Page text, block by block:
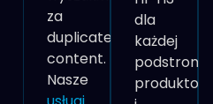
za
duplicate
content.
Nasze
dla
każdej
podstrony
produktowej